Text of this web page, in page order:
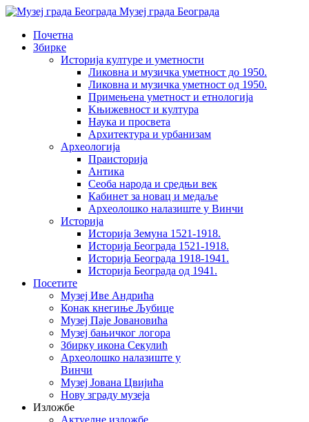
Музеј града Београда
Почетна
Збирке
Историја културе и уметности
Ликовна и музичка уметност до 1950.
Ликовна и музичка уметност од 1950.
Примењена уметност и етнологија
Kњижевност и културa
Наука и просвета
Архитектура и урбанизам
Aрхеологија
Праисторија
Антика
Сеоба народа и средњи век
Кабинет за новац и медаље
Археолошкo налазиште у Винчи
Историја
Историја Земуна 1521-1918.
Историја Београда 1521-1918.
Историја Београда 1918-1941.
Историја Београда од 1941.
Посетите
Музеј Иве Андрића
Конак кнегиње Љубице
Музеј Паје Јовановића
Музеј бањичког логора
Збирку икона Секулић
Археолошко налазиште у
Винчи
Музеј Јована Цвијића
Нову зграду музеја
Изложбе
Актуелне изложбе